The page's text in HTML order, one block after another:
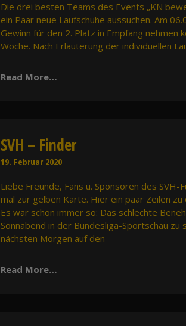
Die drei besten Teams des Events „KN
ein Paar neue Laufschuhe aussuchen. Am
Gewinn für den 2. Platz in Empfang nehmen
Woche. Nach Erläuterung der individuellen
Read More…
SVH – Finder
19. Februar 2020
Liebe Freunde, Fans u. Sponsoren des
mal zur gelben Karte. Hier ein paar Zeilen
Es war schon immer so: Das schlechte
Sonnabend in der Bundesliga-Sportschau
nächsten Morgen auf den
Read More…